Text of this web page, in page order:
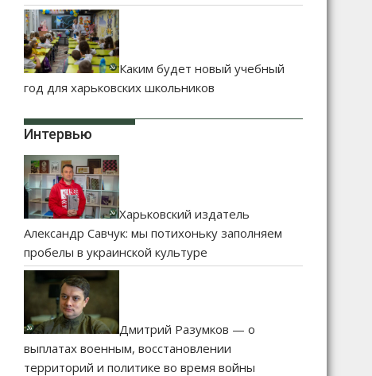
Каким будет новый учебный
год для харьковских школьников
Интервью
Харьковский издатель
Александр Савчук: мы потихоньку заполняем
пробелы в украинской культуре
Дмитрий Разумков — о
выплатах военным, восстановлении
территорий и политике во время войны